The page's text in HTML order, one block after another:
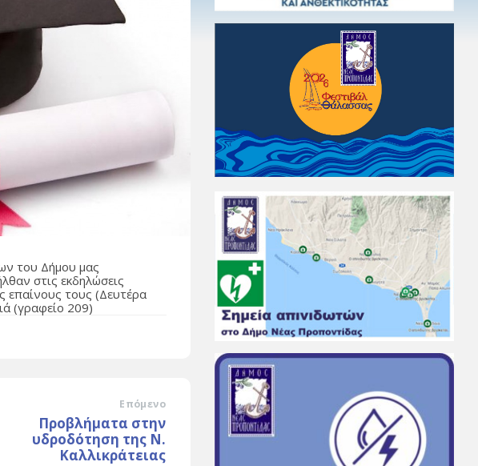
του Δήμου μας
στις εκδηλώσεις
τους (Δευτέρα
(γραφείο 209)
Επόμενο
Προβλήματα στην
υδροδότηση της Ν.
Καλλικράτειας